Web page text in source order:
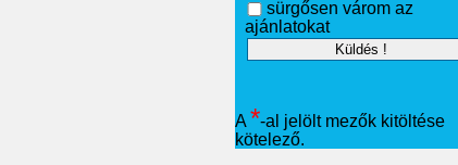
sürgősen várom az
ajánlatokat
A *-al jelölt mezők kitöltése
kötelező.